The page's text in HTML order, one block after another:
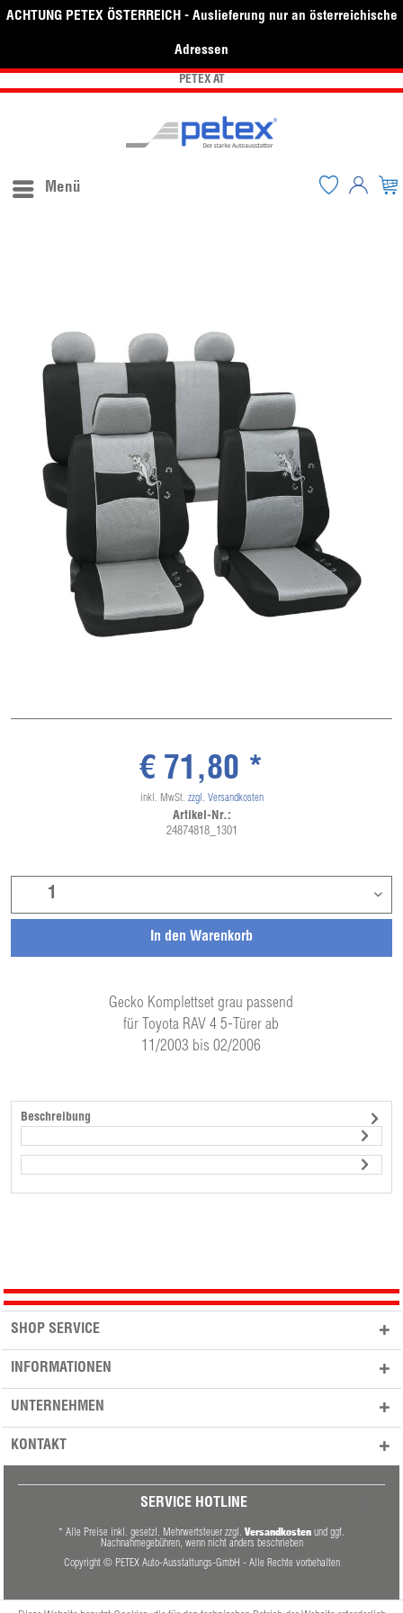
ACHTUNG PETEX ÖSTERREICH - Auslieferung nur an österreichische
Adressen
PETEX AT
Menü
Gecko Komplettset grau passend
für Toyota RAV 4 5-Türer ab
11/2003 bis 02/2006
In den Warenkorb
€ 71,80 *
inkl. MwSt. zzgl. Versandkosten
Artikel-Nr.:
24874818_1301
Beschreibung
SHOP SERVICE
INFORMATIONEN
UNTERNEHMEN
KONTAKT
SERVICE HOTLINE
* Alle Preise inkl. gesetzl. Mehrwertsteuer zzgl. Versandkosten und ggf.
Nachnahmegebühren, wenn nicht anders beschrieben
Copyright © PETEX Auto-Ausstattungs-GmbH - Alle Rechte vorbehalten